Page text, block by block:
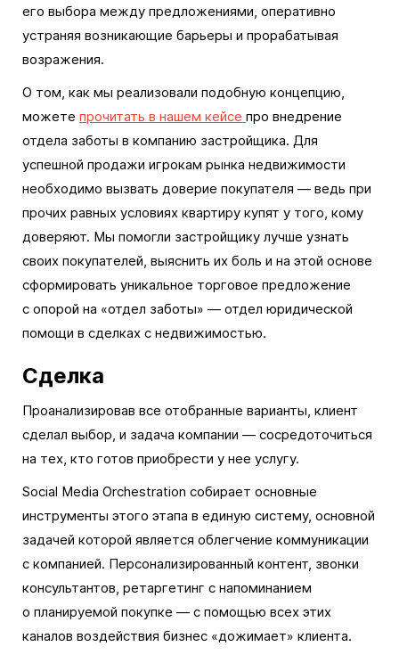
его выбора между предложениями, оперативно
устраняя возникающие барьеры и прорабатывая
возражения.
О том, как мы реализовали подобную концепцию,
можете прочитать в нашем кейсе про внедрение
отдела заботы в компанию застройщика. Для
успешной продажи игрокам рынка недвижимости
необходимо вызвать доверие покупателя — ведь при
прочих равных условиях квартиру купят у того, кому
доверяют. Мы помогли застройщику лучше узнать
своих покупателей, выяснить их боль и на этой основе
сформировать уникальное торговое предложение
с опорой на «отдел заботы» — отдел юридической
помощи в сделках с недвижимостью.
Сделка
Проанализировав все отобранные варианты, клиент
сделал выбор, и задача компании — сосредоточиться
на тех, кто готов приобрести у нее услугу.
Social Media Orchestration собирает основные
инструменты этого этапа в единую систему, основной
задачей которой является облегчение коммуникации
с компанией. Персонализированный контент, звонки
консультантов, ретаргетинг с напоминанием
о планируемой покупке — с помощью всех этих
каналов воздействия бизнес «дожимает» клиента.